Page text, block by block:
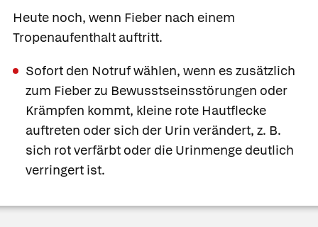
Heute noch, wenn Fieber nach einem
Tropenaufenthalt auftritt.
Sofort den Notruf wählen, wenn es zusätzlich
zum Fieber zu Bewusstseinsstörungen oder
Krämpfen kommt, kleine rote Hautflecke
auftreten oder sich der Urin verändert, z. B.
sich rot verfärbt oder die Urinmenge deutlich
verringert ist.